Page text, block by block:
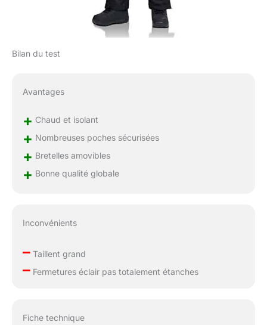
de chevilles résistantes
à l'abrasion qui
réduisent les pertes par
Bilan du test
Avantages
+ Chaud et isolant
+ Nombreuses poches sécurisées
+ Bretelles amovibles
+ Bonne qualité globale
Inconvénients
–Taillent grand
–Fermetures éclair pas totalement étanches
Fiche technique